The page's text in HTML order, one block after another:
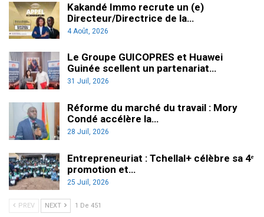
Kakandé Immo recrute un (e)
Directeur/Directrice de la…
4 Août, 2026
Le Groupe GUICOPRES et Huawei
Guinée scellent un partenariat…
31 Juil, 2026
Réforme du marché du travail : Mory
Condé accélère la…
28 Juil, 2026
Entrepreneuriat : Tchellal+ célèbre sa 4ᵉ
promotion et…
25 Juil, 2026
PREV NEXT 1 De 451